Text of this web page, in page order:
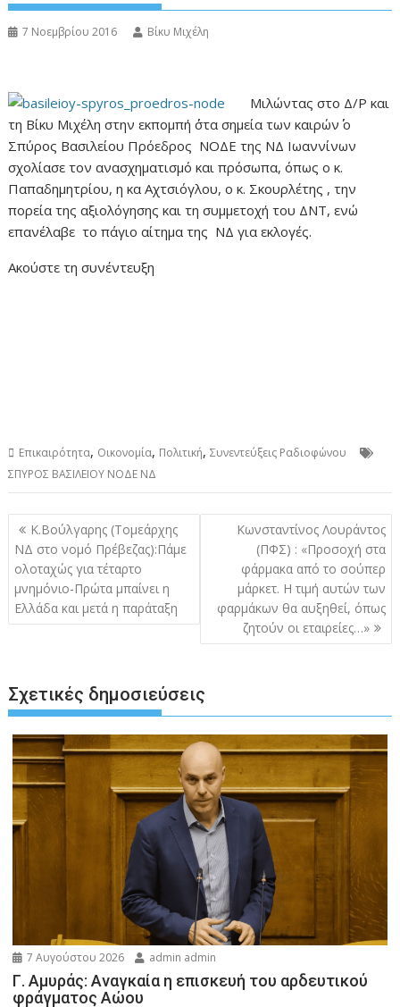
7 Νοεμβρίου 2016 Βίκυ Μιχέλη
Μιλώντας στο Δ/Ρ και
τη Βίκυ Μιχέλη στην εκπομπή ΄΄στα σημεία των καιρών΄΄ ο
Σπύρος Βασιλείου Πρόεδρος ΝΟΔΕ της ΝΔ Ιωαννίνων
σχολίασε τον ανασχηματισμό και πρόσωπα, όπως ο κ.
Παπαδημητρίου, η κα Αχτσιόγλου, ο κ. Σκουρλέτης , την
πορεία της αξιολόγησης και τη συμμετοχή του ΔΝΤ, ενώ
επανέλαβε το πάγιο αίτημα της ΝΔ για εκλογές.
Ακούστε τη συνέντευξη
Επικαιρότητα, Οικονομία, Πολιτική,Συνεντεύξεις Ραδιοφώνου
ΣΠΥΡΟΣ ΒΑΣΙΛΕΙΟΥ ΝΟΔΕ ΝΔ
Πλοήγηση
άρθρων
Κ.Βούλγαρης (Τομεάρχης
ΝΔ στο νομό Πρέβεζας):Πάμε
ολοταχώς για τέταρτο
μνημόνιο-Πρώτα μπαίνει η
Ελλάδα και μετά η παράταξη
Κωνσταντίνος Λουράντος
(ΠΦΣ) : «Προσοχή στα
φάρμακα από το σούπερ
μάρκετ. Η τιμή αυτών των
φαρμάκων θα αυξηθεί, όπως
ζητούν οι εταιρείες…»
Σχετικές δημοσιεύσεις
7 Αυγούστου 2026 admin admin
Γ. Αμυράς: Αναγκαία η επισκευή του αρδευτικού
φράγματος Αώου